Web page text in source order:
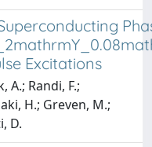
Excitations
A.; Randi, F.;
H.; Greven, M.;
D.